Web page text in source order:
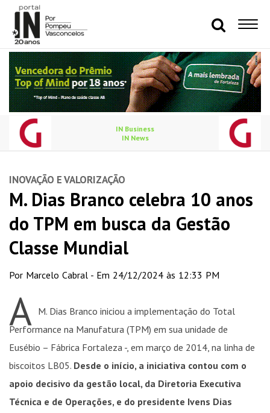
IN Business
IN News
INOVAÇÃO E VALORIZAÇÃO
M. Dias Branco celebra 10 anos
do TPM em busca da Gestão
Classe Mundial
Por Marcelo Cabral - Em 24/12/2024 às 12:33 PM
A M. Dias Branco iniciou a implementação do Total
Performance na Manufatura (TPM) em sua unidade de
Eusébio – Fábrica Fortaleza -, em março de 2014, na linha de
biscoitos LB05. Desde o início, a iniciativa contou com o
apoio decisivo da gestão local, da Diretoria Executiva
Técnica e de Operações, e do presidente Ivens Dias